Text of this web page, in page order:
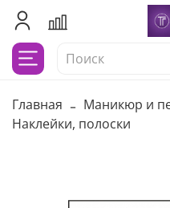
Главная Маникюр и
Наклейки, полоски